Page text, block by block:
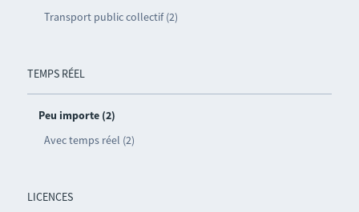
Transport public collectif (2)
TEMPS RÉEL
Peu importe (2)
Avec temps réel (2)
LICENCES